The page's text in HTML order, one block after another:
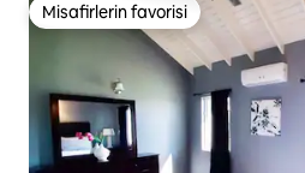
Misafirlerin favorisi
Misafirlerin favorisi